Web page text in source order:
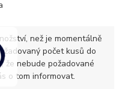
než je momentálně
počet kusů do
že nebude požadované
o tom informovat.